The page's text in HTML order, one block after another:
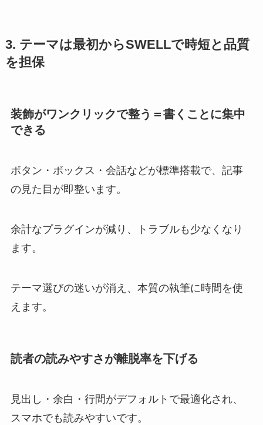
3. テーマは最初からSWELLで時短と品質
を担保
装飾がワンクリックで整う＝書くことに集中
できる
ボタン・ボックス・会話などが標準搭載で、記事
の見た目が即整います。
余計なプラグインが減り、トラブルも少なくなり
ます。
テーマ選びの迷いが消え、本質の執筆に時間を使
えます。
読者の読みやすさが離脱率を下げる
見出し・余白・行間がデフォルトで最適化され、
スマホでも読みやすいです。